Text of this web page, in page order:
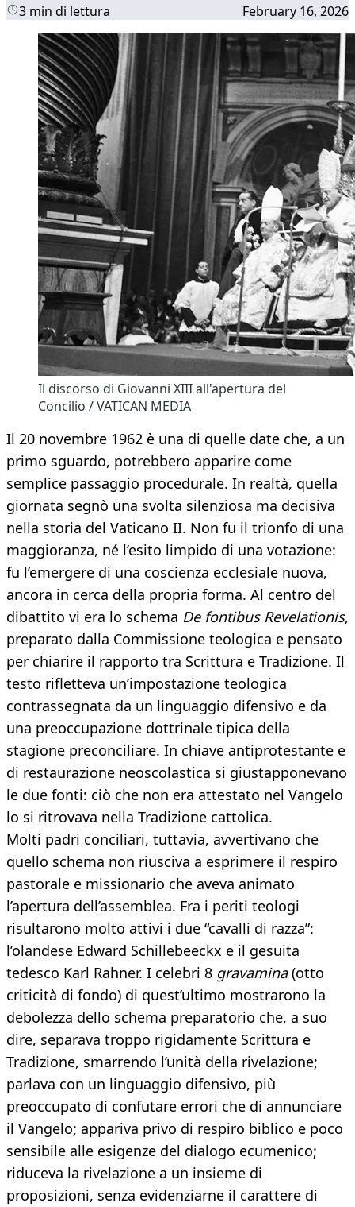
3 min di lettura February 16, 2026
Il discorso di Giovanni XIII all'apertura del
Concilio / VATICAN MEDIA
Il 20 novembre 1962 è una di quelle date che, a un
primo sguardo, potrebbero apparire come
semplice passaggio procedurale. In realtà, quella
giornata segnò una svolta silenziosa ma decisiva
nella storia del Vaticano II. Non fu il trionfo di una
maggioranza, né l’esito limpido di una votazione:
fu l’emergere di una coscienza ecclesiale nuova,
ancora in cerca della propria forma. Al centro del
dibattito vi era lo schema De fontibus Revelationis,
preparato dalla Commissione teologica e pensato
per chiarire il rapporto tra Scrittura e Tradizione. Il
testo rifletteva un’impostazione teologica
contrassegnata da un linguaggio difensivo e da
una preoccupazione dottrinale tipica della
stagione preconciliare. In chiave antiprotestante e
di restaurazione neoscolastica si giustapponevano
le due fonti: ciò che non era attestato nel Vangelo
lo si ritrovava nella Tradizione cattolica.
Molti padri conciliari, tuttavia, avvertivano che
quello schema non riusciva a esprimere il respiro
pastorale e missionario che aveva animato
l’apertura dell’assemblea. Fra i periti teologi
risultarono molto attivi i due “cavalli di razza”:
l’olandese Edward Schillebeeckx e il gesuita
tedesco Karl Rahner. I celebri 8 gravamina(otto
criticità di fondo) di quest’ultimo mostrarono la
debolezza dello schema preparatorio che, a suo
dire, separava troppo rigidamente Scrittura e
Tradizione, smarrendo l’unità della rivelazione;
parlava con un linguaggio difensivo, più
preoccupato di confutare errori che di annunciare
il Vangelo; appariva privo di respiro biblico e poco
sensibile alle esigenze del dialogo ecumenico;
riduceva la rivelazione a un insieme di
proposizioni, senza evidenziarne il carattere di